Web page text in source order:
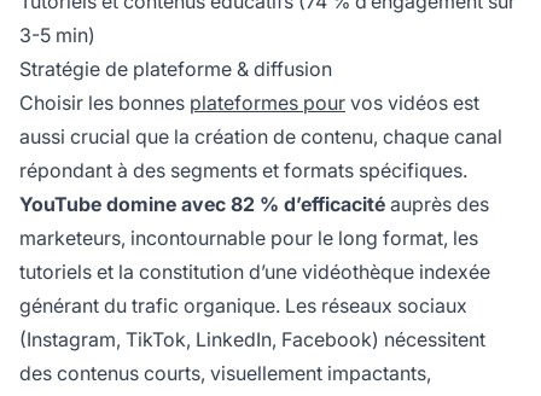
3-5 min)
Stratégie de plateforme & diffusion
Choisir les bonnes plateformes pour vos vidéos est
aussi crucial que la création de contenu, chaque canal
répondant à des segments et formats spécifiques.
YouTube domine avec 82 % d’efficacité auprès des
marketeurs, incontournable pour le long format, les
tutoriels et la constitution d’une vidéothèque indexée
générant du trafic organique. Les réseaux sociaux
(Instagram, TikTok, LinkedIn, Facebook) nécessitent
des contenus courts, visuellement impactants,